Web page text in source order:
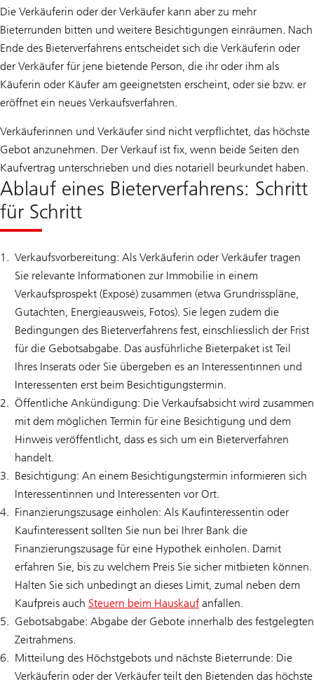
Die Verkäuferin oder der Verkäufer kann aber zu mehr
Bieterrunden bitten und weitere Besichtigungen einräumen. Nach
Ende des Bieterverfahrens entscheidet sich die Verkäuferin oder
der Verkäufer für jene bietende Person, die ihr oder ihm als
Käuferin oder Käufer am geeignetsten erscheint, oder sie bzw. er
eröffnet ein neues Verkaufsverfahren.
Verkäuferinnen und Verkäufer sind nicht verpflichtet, das höchste
Gebot anzunehmen. Der Verkauf ist fix, wenn beide Seiten den
Kaufvertrag unterschrieben und dies notariell beurkundet haben.
Ablauf eines Bieterverfahrens: Schritt
für Schritt
Verkaufsvorbereitung: Als Verkäuferin oder Verkäufer tragen
Sie relevante Informationen zur Immobilie in einem
Verkaufsprospekt (Exposé) zusammen (etwa Grundrisspläne,
Gutachten, Energieausweis, Fotos). Sie legen zudem die
Bedingungen des Bieterverfahrens fest, einschliesslich der Frist
für die Gebotsabgabe. Das ausführliche Bieterpaket ist Teil
Ihres Inserats oder Sie übergeben es an Interessentinnen und
Interessenten erst beim Besichtigungstermin.
Öffentliche Ankündigung: Die Verkaufsabsicht wird zusammen
mit dem möglichen Termin für eine Besichtigung und dem
Hinweis veröffentlicht, dass es sich um ein Bieterverfahren
handelt.
Besichtigung: An einem Besichtigungstermin informieren sich
Interessentinnen und Interessenten vor Ort.
Finanzierungszusage einholen: Als Kaufinteressentin oder
Kaufinteressent sollten Sie nun bei Ihrer Bank die
Finanzierungszusage für eine Hypothek einholen. Damit
erfahren Sie, bis zu welchem Preis Sie sicher mitbieten können.
Halten Sie sich unbedingt an dieses Limit, zumal neben dem
Kaufpreis auch Steuern beim Hauskauf anfallen.
Gebotsabgabe: Abgabe der Gebote innerhalb des festgelegten
Zeitrahmens.
Mitteilung des Höchstgebots und nächste Bieterrunde: Die
Verkäuferin oder der Verkäufer teilt den Bietenden das höchste